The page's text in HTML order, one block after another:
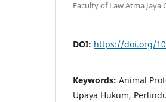
Faculty of Law Atma
DOI: https://doi.org/
Keywords: Animal
Upaya Hukum,